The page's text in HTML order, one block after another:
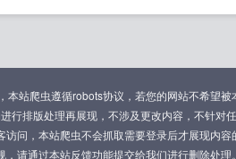
怒，将驸马贬到塞外。临前，她冷
涩的。朝中风起云涌，谁知身为驸
将军举兵造反，夺了弟弟的皇位将
禁于宫内，最后落得一个被赐死扔
葬岗的下场。…...
站爬虫遵循robots协议，若您的网站不希望
行排版处理再展现，不涉及更改内容，不针对任
问，本站爬虫不会抓取需要登录后才展现内容
，请通过本站反馈功能提交给我们进行删除处理。